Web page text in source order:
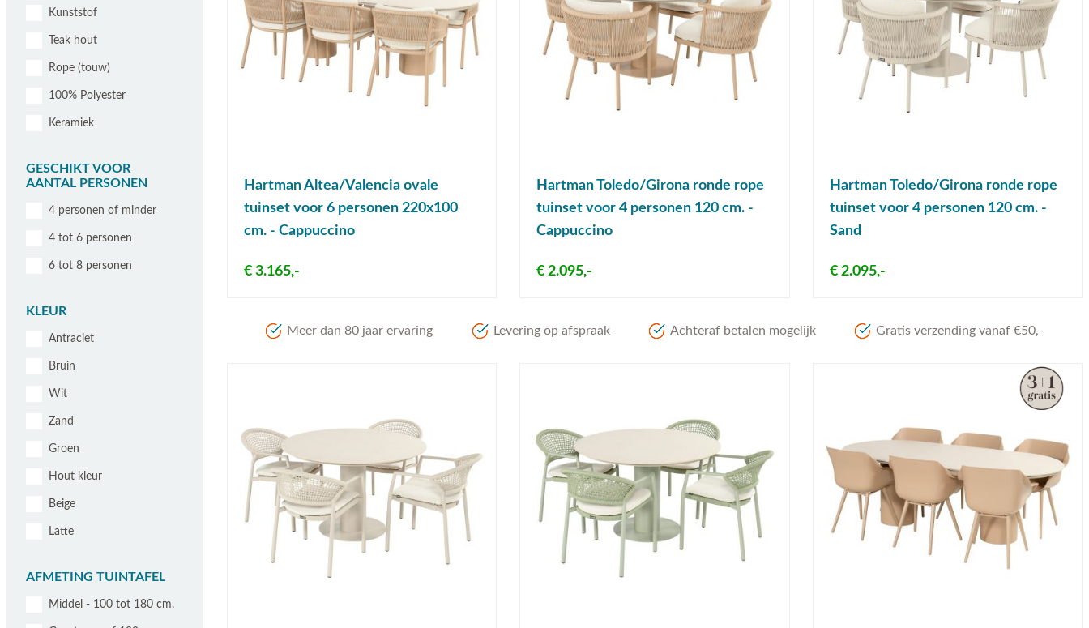
Hartman Altea/Valencia ovale
tuinset voor 6 personen 220x100
cm. - Cappuccino
€ 3.165,-
Hartman Toledo/Girona ronde rope
tuinset voor 4 personen 120 cm. -
Cappuccino
€ 2.095,-
Hartman Toledo/Girona ronde rope
tuinset voor 4 personen 120 cm. -
Sand
€ 2.095,-
Meer dan 80 jaar ervaring Levering op afspraak Achteraf betalen mogelijk Gratis verzending vanaf €50,-
Kunststof
Teak hout
Rope (touw)
100% Polyester
Keramiek
GESCHIKT VOOR
AANTAL PERSONEN
4 personen of minder
4 tot 6 personen
6 tot 8 personen
KLEUR
Antraciet
Bruin
Wit
Zand
Groen
Hout kleur
Beige
Latte
AFMETING TUINTAFEL
Middel - 100 tot 180 cm.